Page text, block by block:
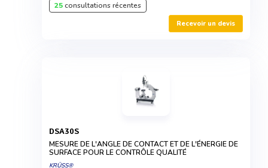
25consultations récentes
Recevoir un devis
DSA30S
MESURE DE L'ANGLE DE CONTACT ET DE L'ÉNERGIE DE
SURFACE POUR LE CONTRÔLE QUALITÉ
KRÜSS®